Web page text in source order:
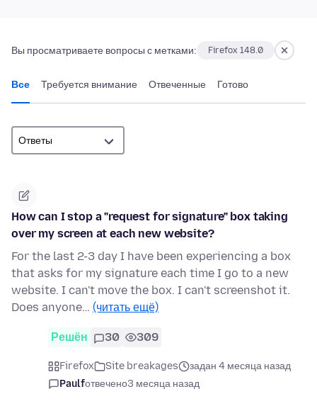
Вы просматриваете вопросы с метками: Firefox 148.0
Все Требуется внимание Отвеченные Готово
How can I stop a "request for signature" box taking
over my screen at each new website?
For the last 2-3 day I have been experiencing a box
that asks for my signature each time I go to a new
website. I can't move the box. I can't screenshot it.
Does anyone… (читать ещё)
Решён 30 309
Firefox Site breakages
задан 4 месяца назад
Paulfотвечено3 месяца назад